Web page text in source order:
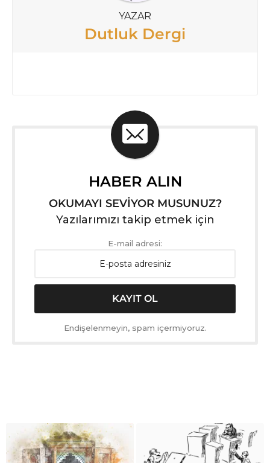
YAZAR
Dutluk Dergi
HABER ALIN
OKUMAYI SEVİYOR MUSUNUZ?
Yazılarımızı takip etmek için
E-mail adresi:
Endişelenmeyin, spam içermiyoruz.